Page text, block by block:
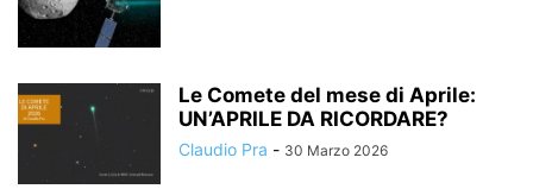
Le Comete del mese di Aprile:
UN’APRILE DA RICORDARE?
Claudio Pra - 30 Marzo 2026